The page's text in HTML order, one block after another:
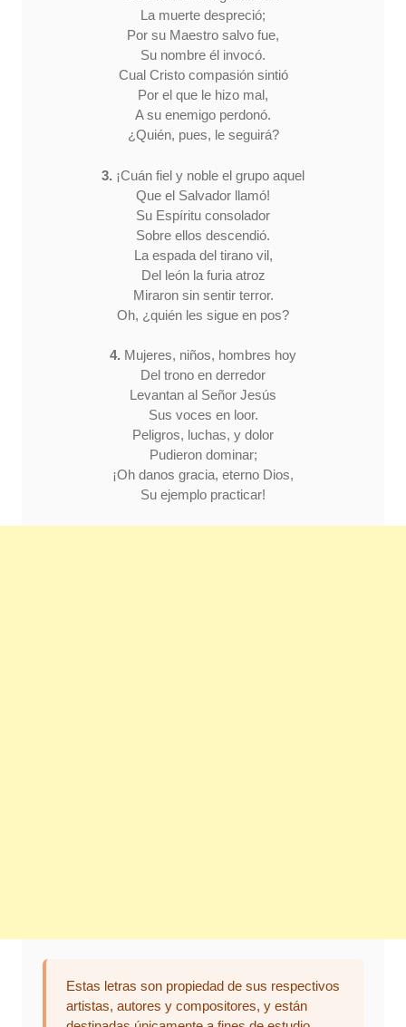
La muerte despreció;
Por su Maestro salvo fue,
Su nombre él invocó.
Cual Cristo compasión sintió
Por el que le hizo mal,
A su enemigo perdonó.
¿Quién, pues, le seguirá?
3. ¡Cuán fiel y noble el grupo aquel
Que el Salvador llamó!
Su Espíritu consolador
Sobre ellos descendió.
La espada del tirano vil,
Del león la furia atroz
Miraron sin sentir terror.
Oh, ¿quién les sigue en pos?
4. Mujeres, niños, hombres hoy
Del trono en derredor
Levantan al Señor Jesús
Sus voces en loor.
Peligros, luchas, y dolor
Pudieron dominar;
¡Oh danos gracia, eterno Dios,
Su ejemplo practicar!
Estas letras son propiedad de sus respectivos
artistas, autores y compositores, y están